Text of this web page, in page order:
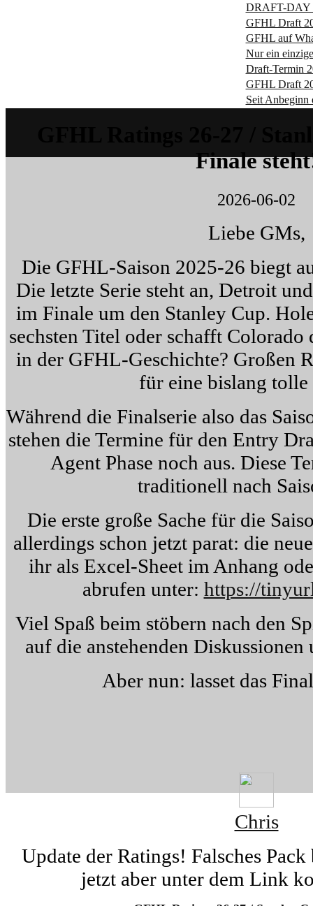
DRAFT-DAY
GFHL Draft
GFHL auf
Nur ein
Draft-Termin
GFHL Draft
Seit
Finale
2026-06-02
Liebe GMs,
Die GFHL-Saison 2025-26 biegt
Die letzte Serie steht an, Detroit
im Finale um den Stanley Cup.
sechsten Titel oder schafft
in der GFHL-Geschichte? Großen
für eine bislang tolle
Während die Finalserie also das
stehen die Termine für den Entry
Agent Phase noch aus. Diese
traditionell nach
Die erste große Sache für die
allerdings schon jetzt parat: die
ihr als Excel-Sheet im Anhang
abrufen unter: https://
Viel Spaß beim stöbern nach den
auf die anstehenden
Aber nun: lasset das
Chris
Update der Ratings! Falsches
jetzt aber unter dem Link